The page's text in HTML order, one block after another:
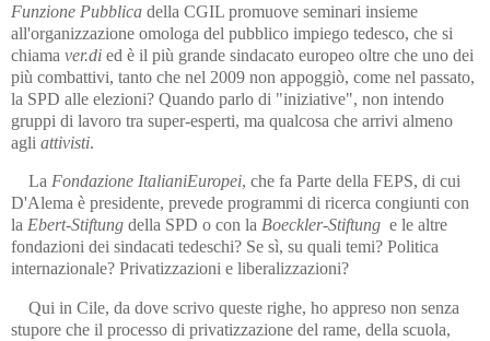
Funzione Pubblica della CGIL promuove seminari insieme
all'organizzazione omologa del pubblico impiego tedesco, che si
chiama ver.di ed è il più grande sindacato europeo oltre che uno dei
più combattivi, tanto che nel 2009 non appoggiò, come nel passato,
la SPD alle elezioni? Quando parlo di "iniziative", non intendo
gruppi di lavoro tra super-esperti, ma qualcosa che arrivi almeno
agli attivisti.
La Fondazione ItalianiEuropei, che fa Parte della FEPS, di cui
D'Alema è presidente, prevede programmi di ricerca congiunti con
la Ebert-Stiftung della SPD o con la Boeckler-Stiftung e le altre
fondazioni dei sindacati tedeschi? Se sì, su quali temi? Politica
internazionale? Privatizzazioni e liberalizzazioni?
Qui in Cile, da dove scrivo queste righe, ho appreso non senza
stupore che il processo di privatizzazione del rame, della scuola,